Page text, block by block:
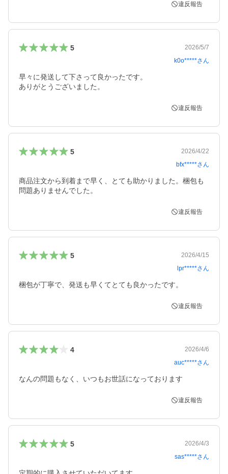
違反報告
5
2026/5/7
k0o*****さん
早々に発送して下さって良かったです。
ありがとうございました。
違反報告
5
2026/4/22
bfx*****さん
商品注文から到着まで早く、とても助かりました。梱包も
問題ありませんでした。
違反報告
5
2026/4/15
lpr*****さん
梱包が丁寧で、発送も早くてとても良かったです。
違反報告
4
2026/4/6
auc*****さん
なんの問題もなく、いつもお世話になっております
違反報告
5
2026/4/3
sas*****さん